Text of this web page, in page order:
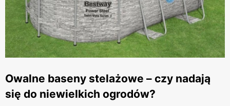
Owalne baseny stelażowe – czy nadają
się do niewielkich ogrodów?